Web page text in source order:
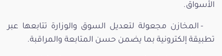
الأسواق.
- المخازن مجعولة لتعديل السوق والوزارة تتابعها عبر
تطبيقة إلكترونية بما يضمن حسن المتابعة والمراقبة.